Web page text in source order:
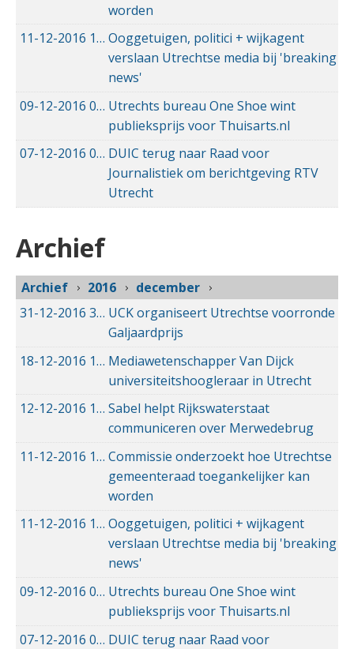
worden
11-12-2016 11-12-2016 15:52
Ooggetuigen, politici + wijkagent
verslaan Utrechtse media bij 'breaking
news'
09-12-2016 09-12-2016 11:23
Utrechts bureau One Shoe wint
publieksprijs voor Thuisarts.nl
07-12-2016 07-12-2016 19:49
DUIC terug naar Raad voor
Journalistiek om berichtgeving RTV
Utrecht
Archief
Archief 2016
december
31-12-2016 31-12-2016 12:15
UCK organiseert Utrechtse voorronde
Galjaardprijs
18-12-2016 18-12-2016 10:26
Mediawetenschapper Van Dijck
universiteitshoogleraar in Utrecht
12-12-2016 12-12-2016 13:01
Sabel helpt Rijkswaterstaat
communiceren over Merwedebrug
11-12-2016 11-12-2016 22:31
Commissie onderzoekt hoe Utrechtse
gemeenteraad toegankelijker kan
worden
11-12-2016 11-12-2016 15:52
Ooggetuigen, politici + wijkagent
verslaan Utrechtse media bij 'breaking
news'
09-12-2016 09-12-2016 11:23
Utrechts bureau One Shoe wint
publieksprijs voor Thuisarts.nl
07-12-2016 07-12-2016 19:49
DUIC terug naar Raad voor